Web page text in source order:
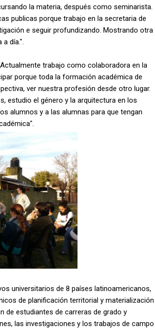
la materia, después como seminarista.
publicas porque trabajo en la secretaria de
e seguir profundizando. Mostrando otra
día.".
trabajo como colaboradora en la
porque toda la formación académica de
ver nuestra profesión desde otro lugar.
estudio el género y la arquitectura en los
alumnos y a las alumnas para que tengan
universitarios de 8 países latinoamericanos,
de planificación territorial y materialización
de estudiantes de carreras de grado y
las investigaciones y los trabajos de campo